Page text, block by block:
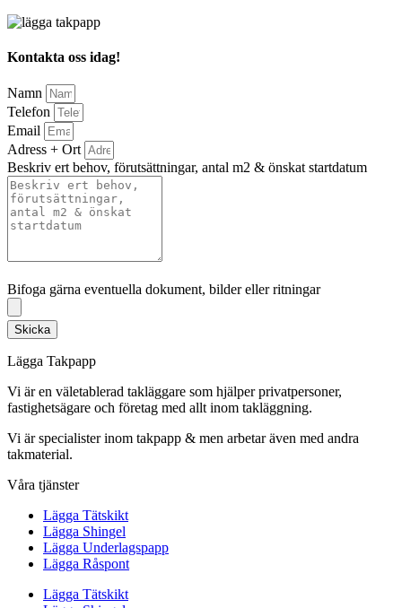
Kontakta oss idag!
Namn
Telefon
Email
Adress + Ort
Beskriv ert behov, förutsättningar, antal m2 & önskat startdatum
Bifoga gärna eventuella dokument, bilder eller ritningar
Skicka
Lägga Takpapp
Vi är en väletablerad takläggare som hjälper privatpersoner,
fastighetsägare och företag med allt inom takläggning.
Vi är specialister inom takpapp & men arbetar även med andra
takmaterial.
Våra tjänster
Lägga Tätskikt
Lägga Shingel
Lägga Underlagspapp
Lägga Råspont
Lägga Tätskikt